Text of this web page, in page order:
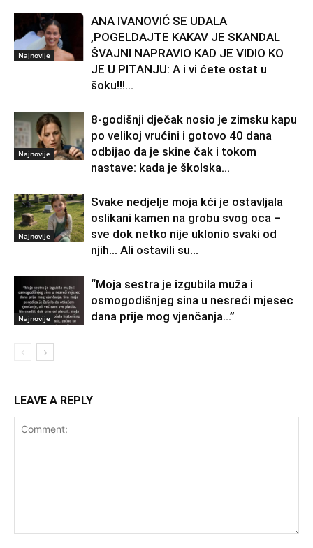
Najnovije
ANA IVANOVIĆ SE UDALA
,POGELDAJTE KAKAV JE SKANDAL
ŠVAJNI NAPRAVIO KAD JE VIDIO KO
JE U PITANJU: A i vi ćete ostat u
šoku!!!...
Najnovije
8-godišnji dječak nosio je zimsku kapu
po velikoj vrućini i gotovo 40 dana
odbijao da je skine čak i tokom
nastave: kada je školska...
Najnovije
Svake nedjelje moja kći je ostavljala
oslikani kamen na grobu svog oca –
sve dok netko nije uklonio svaki od
njih… Ali ostavili su...
Najnovije
“Moja sestra je izgubila muža i
osmogodišnjeg sina u nesreći mjesec
dana prije mog vjenčanja…”
LEAVE A REPLY